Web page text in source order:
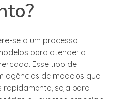
se a um processo
para atender a
Esse tipo de
agências de modelos que
rapidamente, seja para